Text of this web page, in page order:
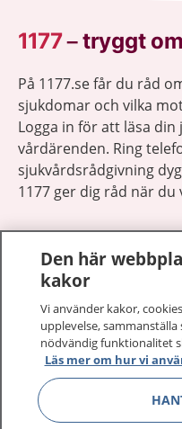
1177–tryggt
På 1177.se får du råd
sjukdomar och vilka
Logga in för att läsa
vårdärenden. Ring
sjukvårdsrådgivning
1177 ger dig råd när du
1177 på flera språk
Om 1177
Kontakt
Den här
kakor
Vi använder kakor,
upplevelse,
nödvändig funktionalitet
Läs mer om hur vi